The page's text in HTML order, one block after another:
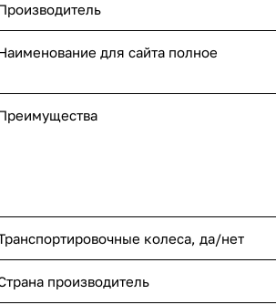
для сайта полное
колеса, да/нет
производитель